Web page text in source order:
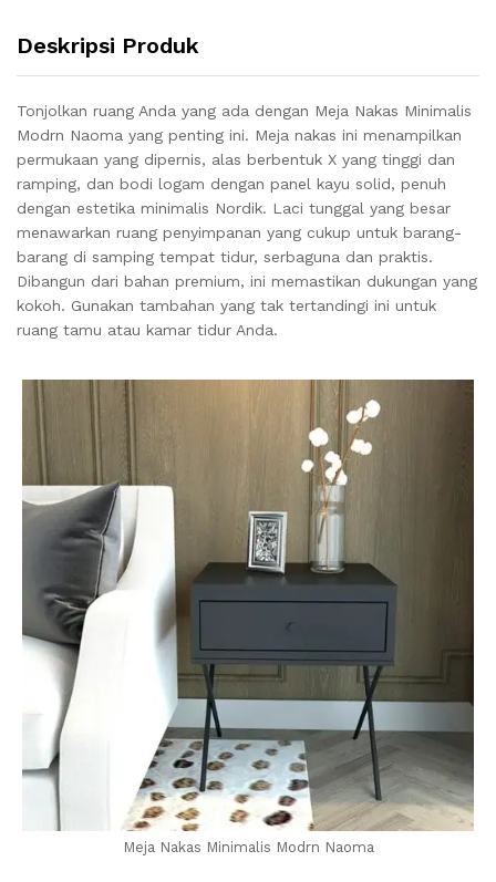
Deskripsi Produk
Tonjolkan ruang Anda yang ada dengan Meja Nakas Minimalis
Modrn Naoma yang penting ini. Meja nakas ini menampilkan
permukaan yang dipernis, alas berbentuk X yang tinggi dan
ramping, dan bodi logam dengan panel kayu solid, penuh
dengan estetika minimalis Nordik. Laci tunggal yang besar
menawarkan ruang penyimpanan yang cukup untuk barang-
barang di samping tempat tidur, serbaguna dan praktis.
Dibangun dari bahan premium, ini memastikan dukungan yang
kokoh. Gunakan tambahan yang tak tertandingi ini untuk
ruang tamu atau kamar tidur Anda.
Meja Nakas Minimalis Modrn Naoma